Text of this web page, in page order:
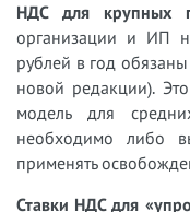
НДС для крупных
организации и ИП
рублей в год
новой редакции).
модель для
необходимо либо
применять
Ставки НДС для